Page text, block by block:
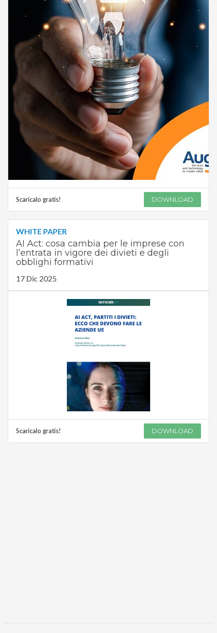
Scaricalo gratis! DOWNLOAD
WHITE PAPER
AI Act: cosa cambia per le imprese con
l’entrata in vigore dei divieti e degli
obblighi formativi
17 Dic 2025
Scaricalo gratis! DOWNLOAD